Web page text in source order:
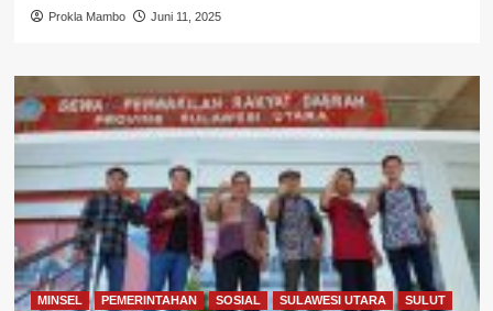
Prokla Mambo Juni 11, 2025
MINSEL PEMERINTAHAN SOSIAL SULAWESI UTARA
SULUT